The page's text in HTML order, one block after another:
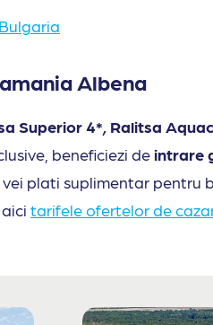
Albena
Superior 4* Ralitsa
beneficiezi deintrare
plati suplimentar pentru
tarifele ofertelor de